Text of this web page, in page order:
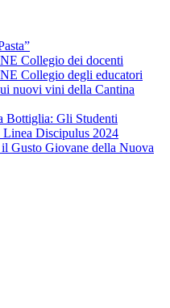
Collegio dei docenti
Collegio degli educatori
nuovi vini della Cantina
Bottiglia: Gli Studenti
Linea Discipulus 2024
Gusto Giovane della Nuova